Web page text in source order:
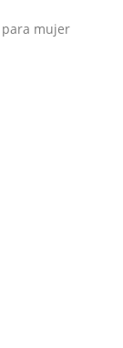
para mujer